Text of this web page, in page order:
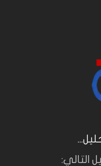
التالي: